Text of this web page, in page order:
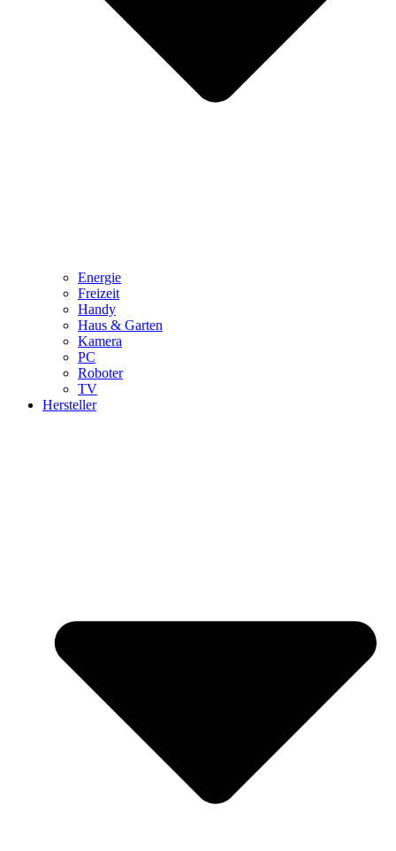
Energie
Freizeit
Handy
Haus & Garten
Kamera
PC
Roboter
TV
Hersteller